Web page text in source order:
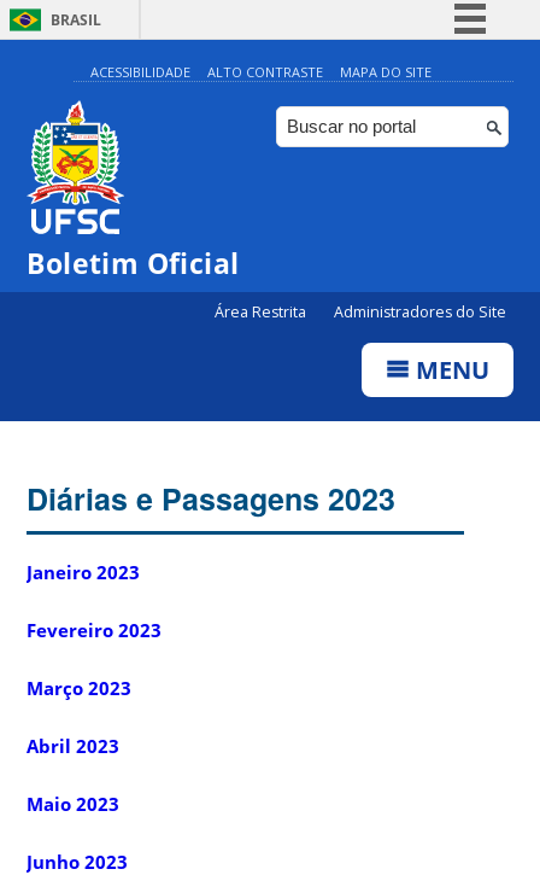
BRASIL
Simplifique!
Comunica BR
Participe
ACESSIBILIDADE ALTO CONTRASTE MAPA DO SITE
Boletim Oficial
Área Restrita Administradores do Site
MENU
Diárias e Passagens 2023
Janeiro 2023
Fevereiro 2023
Março 2023
Abril 2023
Maio 2023
Junho 2023